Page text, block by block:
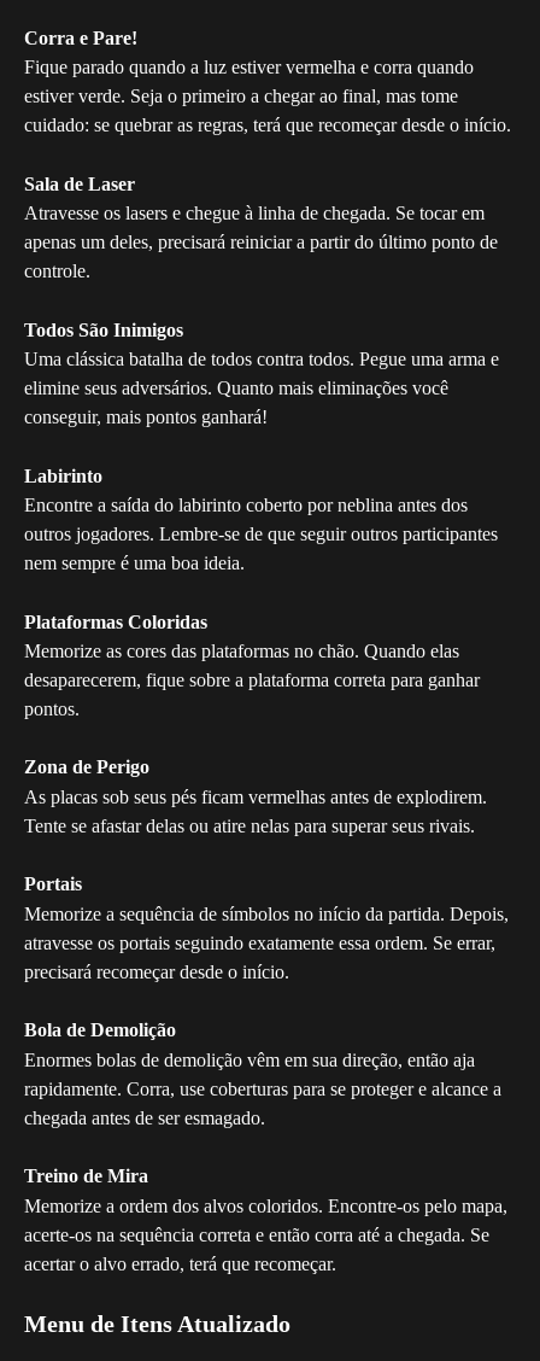
Corra e Pare!
Fique parado quando a luz estiver vermelha e corra quando
estiver verde. Seja o primeiro a chegar ao final, mas tome
cuidado: se quebrar as regras, terá que recomeçar desde o início.
Sala de Laser
Atravesse os lasers e chegue à linha de chegada. Se tocar em
apenas um deles, precisará reiniciar a partir do último ponto de
controle.
Todos São Inimigos
Uma clássica batalha de todos contra todos. Pegue uma arma e
elimine seus adversários. Quanto mais eliminações você
conseguir, mais pontos ganhará!
Labirinto
Encontre a saída do labirinto coberto por neblina antes dos
outros jogadores. Lembre-se de que seguir outros participantes
nem sempre é uma boa ideia.
Plataformas Coloridas
Memorize as cores das plataformas no chão. Quando elas
desaparecerem, fique sobre a plataforma correta para ganhar
pontos.
Zona de Perigo
As placas sob seus pés ficam vermelhas antes de explodirem.
Tente se afastar delas ou atire nelas para superar seus rivais.
Portais
Memorize a sequência de símbolos no início da partida. Depois,
atravesse os portais seguindo exatamente essa ordem. Se errar,
precisará recomeçar desde o início.
Bola de Demolição
Enormes bolas de demolição vêm em sua direção, então aja
rapidamente. Corra, use coberturas para se proteger e alcance a
chegada antes de ser esmagado.
Treino de Mira
Memorize a ordem dos alvos coloridos. Encontre-os pelo mapa,
acerte-os na sequência correta e então corra até a chegada. Se
acertar o alvo errado, terá que recomeçar.
Menu de Itens Atualizado